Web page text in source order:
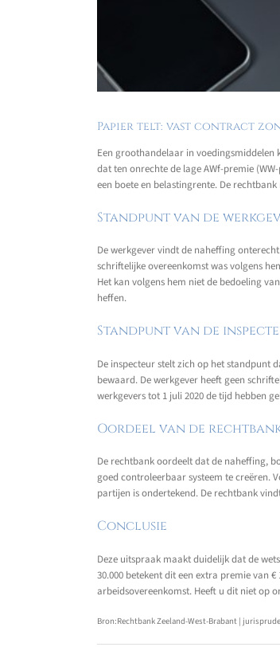
Papier telt: vast contract
Een groothandelaar in voedingsmiddelen
dat ten onrechte de lage AWf-premie
een boete en belastingrente. De
Standpunt van de
De werkgever vindt de naheffing
schriftelijke overeenkomst was volgens
Het kan volgens hem niet de bedoeling
heffen.
Standpunt van de
De inspecteur stelt zich op het standpunt
bewaard. De werkgever heeft geen
werkgevers tot 1 juli 2020 de tijd hebben
Oordeel van de
De rechtbank oordeelt dat de naheffing,
goed controleerbaar systeem te creëren.
partijen is ondertekend. De rechtbank
Conclusie
Deze uitspraak maakt duidelijk dat de
30.000 betekent dit een extra premie van
arbeidsovereenkomst. Heeft u dit niet op
Bron:Rechtbank Zeeland-West-Brabant |